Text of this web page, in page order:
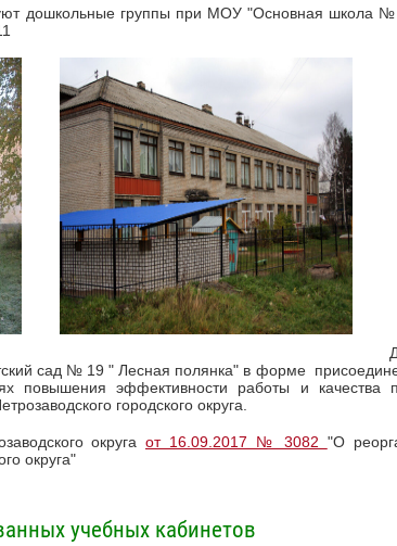
дошкольные группы при МОУ "Основная школа
сад № 19 " Лесная полянка" в форме
эффективности работы и качества
городского округа.
округа от 16.09.2017 № 3082 "О
округа"
учебных кабинетов